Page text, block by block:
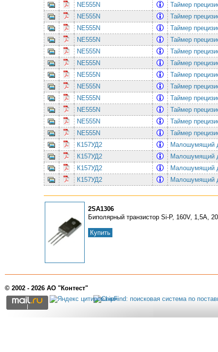
NE555N
Таймеp
NE555N
Таймеp
NE555N
Таймеp
NE555N
Таймеp
NE555N
Таймеp
NE555N
Таймеp
NE555N
Таймеp
NE555N
Таймеp
NE555N
Таймеp
NE555N
Таймеp
NE555N
Таймеp
NE555N
Таймеp
К157УД2
Малошумящий
К157УД2
Малошумящий
К157УД2
Малошумящий
К157УД2
Малошумящий
2SA1306
Биполярный транзистор Si-P, 160V, 1,5A,
Купить
© 2002 - 2026 АО "Контест"